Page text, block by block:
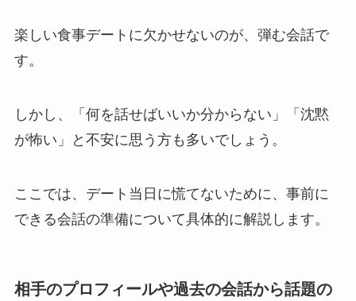
楽しい食事デートに欠かせないのが、弾む会話で
す。
しかし、「何を話せばいいか分からない」「沈黙
が怖い」と不安に思う方も多いでしょう。
ここでは、デート当日に慌てないために、事前に
できる会話の準備について具体的に解説します。
相手のプロフィールや過去の会話から話題の